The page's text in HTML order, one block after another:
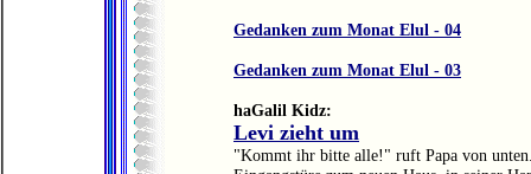
Gedanken zum Monat Elul - 04
Gedanken zum Monat Elul - 03
haGalil Kidz:
Levi zieht um
"Kommt ihr bitte alle!" ruft Papa von